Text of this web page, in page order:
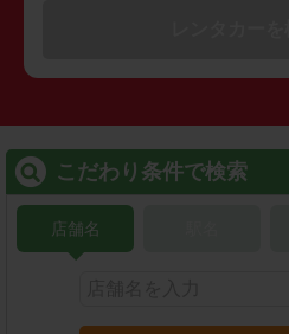
こだわり条件で検索
店舗名